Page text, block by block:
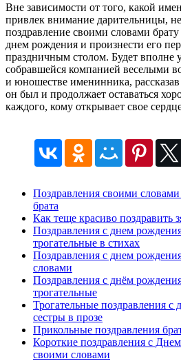
Вне зависимости от того, какой
привлек внимание дарительницы,
поздравление своими словами
днем рождения и произнести его
праздничным столом. Будет вполне
собравшейся компанией веселыми
и юношестве именинника,
он был и продолжает оставаться
каждого, кому открывает свое
Поздравления своими
брата
Как теще красиво поздравить
Поздравления с днем
трогательные в стихах
Поздравления с днем
словами
Поздравления с днём
трогательные
Трогательные поздравления с
сестры в прозе
Прикольные поздравления
Короткие поздравления с
своими словами